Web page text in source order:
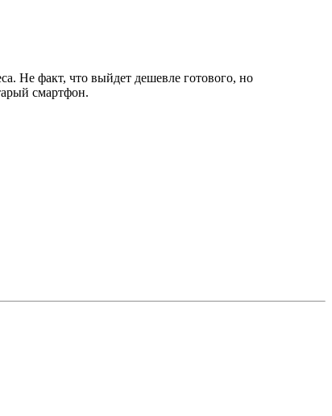
Не факт, что выйдет дешевле готового, но
смартфон.